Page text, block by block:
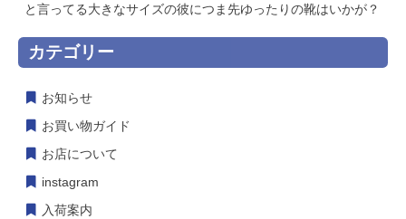
と言ってる大きなサイズの彼につま先ゆったりの靴はいかが？
カテゴリー
お知らせ
お買い物ガイド
お店について
instagram
入荷案内